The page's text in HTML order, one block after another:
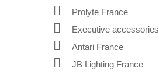
Prolyte France
Executive accessories
Antari France
JB Lighting France